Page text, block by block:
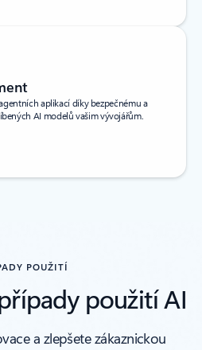
aplikací díky bezpečnému a
AI modelů vašim vývojářům.
POUŽITÍ
použití AI
a zlepšete zákaznickou